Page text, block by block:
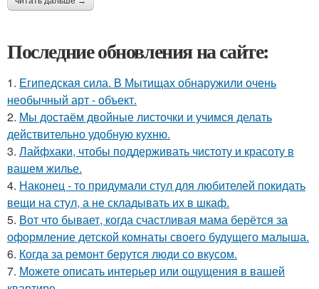
Последние обновления на сайте:
1. Египедская сила. В Мытищах обнаружили очень
необычный арт - объект.
2. Мы достаём двойные листочки и учимся делать
действительно удобную кухню.
3. Лайфхаки, чтобы поддерживать чистоту и красоту в
вашем жилье.
4. Наконец - то придумали стул для любителей покидать
вещи на стул, а не складывать их в шкаф.
5. Вот что бывает, когда счастливая мама берётся за
оформление детской комнаты своего будущего малыша.
6. Когда за ремонт берутся люди со вкусом.
7. Можете описать интерьер или ощущения в вашей